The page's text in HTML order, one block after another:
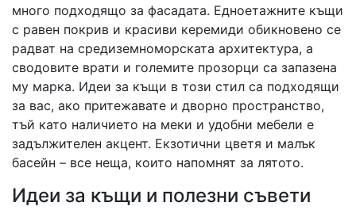
много подходящо за фасадата. Едноетажните къщи
с равен покрив и красиви керемиди обикновено се
радват на средиземноморската архитектура, а
сводовите врати и големите прозорци са запазена
му марка. Идеи за къщи в този стил са подходящи
за вас, ако притежавате и дворно пространство,
тъй като наличието на меки и удобни мебели е
задължителен акцент. Екзотични цветя и малък
басейн – все неща, които напомнят за лятото.
Идеи за къщи и полезни съвети